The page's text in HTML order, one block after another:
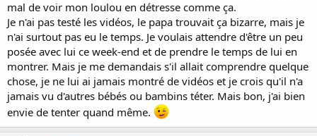
mal de voir mon loulou en détresse comme ça.
Je n'ai pas testé les vidéos, le papa trouvait ça bizarre, mais je
n'ai surtout pas eu le temps. Je voulais attendre d'être un peu
posée avec lui ce week-end et de prendre le temps de lui en
montrer. Mais je me demandais s'il allait comprendre quelque
chose, je ne lui ai jamais montré de vidéos et je crois qu'il n'a
jamais vu d'autres bébés ou bambins téter. Mais bon, j'ai bien
envie de tenter quand même.